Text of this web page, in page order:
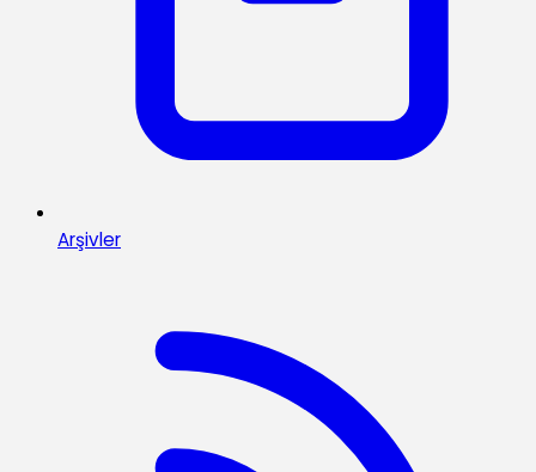
Arşivler